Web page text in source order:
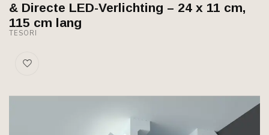
& Directe LED-Verlichting – 24 x 11 cm,
115 cm lang
TESORI